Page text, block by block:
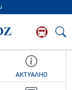
БДЖ -
АКТУАЛНО